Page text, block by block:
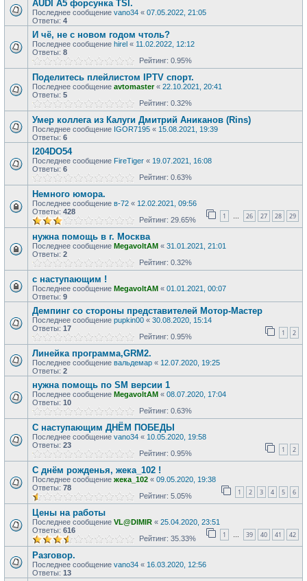
AUDI А5 форсунка TSI.
Последнее сообщение vano34 « 07.05.2022, 21:05
Ответы: 4
И чё, не с новом годом чтоль?
Последнее сообщение hirel « 11.02.2022, 12:12
Ответы: 8
Рейтинг: 0.95%
Поделитесь плейлистом IPTV спорт.
Последнее сообщение avtomaster« 22.10.2021, 20:41
Ответы: 5
Рейтинг: 0.32%
Умер коллега из Калуги Дмитрий Аниканов (Rins)
Последнее сообщение IGOR7195 « 15.08.2021, 19:39
Ответы: 6
I204DO54
Последнее сообщение FireTiger « 19.07.2021, 16:08
Ответы: 6
Рейтинг: 0.63%
Немного юмора.
Последнее сообщение в-72 « 12.02.2021, 09:56
Ответы: 428 1 … 26 27 28 29
Рейтинг: 29.65%
нужна помощь в г. Москва
Последнее сообщение MegavoltAM « 31.01.2021, 21:01
Ответы: 2
Рейтинг: 0.32%
с наступающим !
Последнее сообщение MegavoltAM « 01.01.2021, 00:07
Ответы: 9
Демпинг со стороны представителей Мотор-Мастер
Последнее сообщение pupkin00 « 30.08.2020, 15:14
Ответы: 17 1 2
Рейтинг: 0.95%
Линейка программа,GRM2.
Последнее сообщение вальдемар « 12.07.2020, 19:25
Ответы: 2
нужна помощь по SM версии 1
Последнее сообщение MegavoltAM « 08.07.2020, 17:04
Ответы: 10
Рейтинг: 0.63%
С наступающим ДНЁМ ПОБЕДЫ
Последнее сообщение vano34 « 10.05.2020, 19:58
Ответы: 23 1 2
Рейтинг: 0.95%
С днём рожденья, жека_102 !
Последнее сообщение жека_102 « 09.05.2020, 19:38
Ответы: 78 1 2 3 4 5 6
Рейтинг: 5.05%
Цены на работы
Последнее сообщение VL@DIMIR « 25.04.2020, 23:51
Ответы: 616 1 … 39 40 41 42
Рейтинг: 35.33%
Разговор.
Последнее сообщение vano34 « 16.03.2020, 12:56
Ответы: 13